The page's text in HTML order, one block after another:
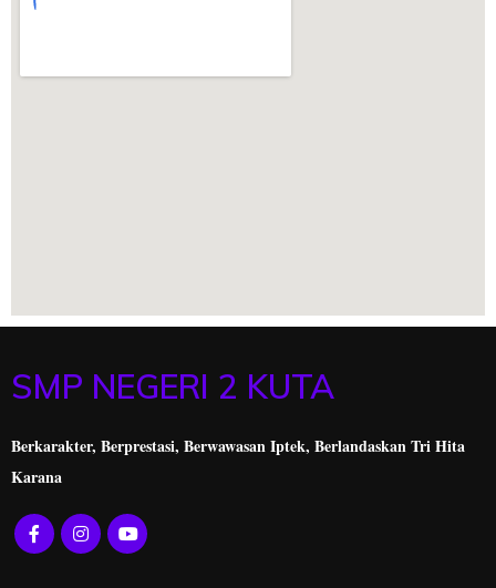
SMP NEGERI 2 KUTA
Berkarakter, Berprestasi, Berwawasan Iptek, Berlandaskan Tri Hita
Karana